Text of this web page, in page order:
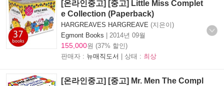
[온라인중고] [중고] Little Miss Complet
e Collection (Paperback)
HARGREAVES HARGREAVE (지은이)
Egmont Books | 2014년 09월
155,000원 (37% 할인)
판매자 : 뉴매직도서 | 상태 : 최상
[온라인중고] [중고] Mr. Men The Compl